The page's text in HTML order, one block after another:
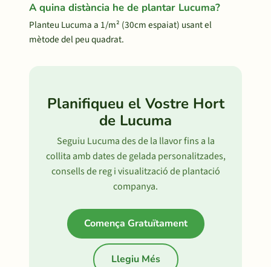
A quina distància he de plantar Lucuma?
Planteu Lucuma a 1/m² (30cm espaiat) usant el
mètode del peu quadrat.
Planifiqueu el Vostre Hort
de Lucuma
Seguiu Lucuma des de la llavor fins a la
collita amb dates de gelada personalitzades,
consells de reg i visualització de plantació
companya.
Comença Gratuïtament
Llegiu Més